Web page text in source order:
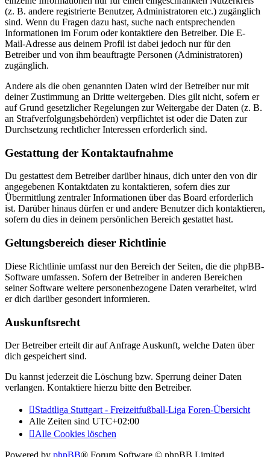
(z. B. andere registrierte Benutzer, Administratoren etc.) zugänglich
sind. Wenn du Fragen dazu hast, suche nach entsprechenden
Informationen im Forum oder kontaktiere den Betreiber. Die E-
Mail-Adresse aus deinem Profil ist dabei jedoch nur für den
Betreiber und von ihm beauftragte Personen (Administratoren)
zugänglich.
Andere als die oben genannten Daten wird der Betreiber nur mit
deiner Zustimmung an Dritte weitergeben. Dies gilt nicht, sofern er
auf Grund gesetzlicher Regelungen zur Weitergabe der Daten (z. B.
an Strafverfolgungsbehörden) verpflichtet ist oder die Daten zur
Durchsetzung rechtlicher Interessen erforderlich sind.
Gestattung der Kontaktaufnahme
Du gestattest dem Betreiber darüber hinaus, dich unter den von dir
angegebenen Kontaktdaten zu kontaktieren, sofern dies zur
Übermittlung zentraler Informationen über das Board erforderlich
ist. Darüber hinaus dürfen er und andere Benutzer dich kontaktieren,
sofern du dies in deinem persönlichen Bereich gestattet hast.
Geltungsbereich dieser Richtlinie
Diese Richtlinie umfasst nur den Bereich der Seiten, die die phpBB-
Software umfassen. Sofern der Betreiber in anderen Bereichen
seiner Software weitere personenbezogene Daten verarbeitet, wird
er dich darüber gesondert informieren.
Auskunftsrecht
Der Betreiber erteilt dir auf Anfrage Auskunft, welche Daten über
dich gespeichert sind.
Du kannst jederzeit die Löschung bzw. Sperrung deiner Daten
verlangen. Kontaktiere hierzu bitte den Betreiber.
Stadtliga Stuttgart - Freizeitfußball-Liga Foren-Übersicht
Alle Zeiten sind UTC+02:00
Alle Cookies löschen